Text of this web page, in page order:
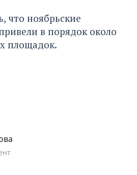
что ноябрьские
в порядококоло
площадок.